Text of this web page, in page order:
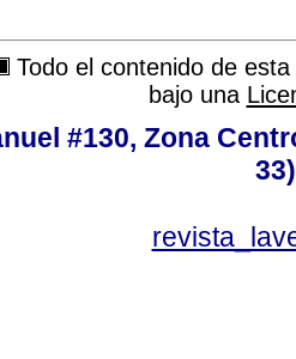
Todo el contenido de
bajo una
#130, Zona